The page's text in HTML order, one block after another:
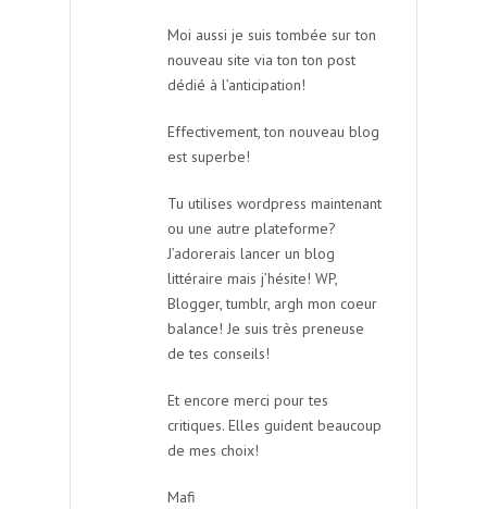
Moi aussi je suis tombée sur ton
nouveau site via ton ton post
dédié à l’anticipation!
Effectivement, ton nouveau blog
est superbe!
Tu utilises wordpress maintenant
ou une autre plateforme?
J’adorerais lancer un blog
littéraire mais j’hésite! WP,
Blogger, tumblr, argh mon coeur
balance! Je suis très preneuse
de tes conseils!
Et encore merci pour tes
critiques. Elles guident beaucoup
de mes choix!
Mafi